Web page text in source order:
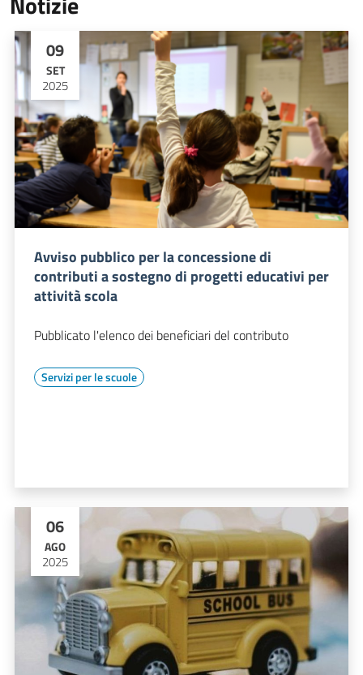
09
SET
2025
Avviso pubblico per la concessione di
contributi a sostegno di progetti educativi per
attività scola
Pubblicato l'elenco dei beneficiari del contributo
Servizi per le scuole
06
AGO
2025